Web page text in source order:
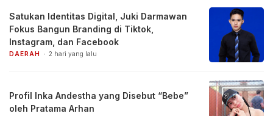
Satukan Identitas Digital, Juki Darmawan
Fokus Bangun Branding di Tiktok,
Instagram, dan Facebook
DAERAH 2 hari yang lalu
Profil Inka Andestha yang Disebut “Bebe”
oleh Pratama Arhan